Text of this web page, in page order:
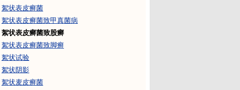
絮状表皮癣菌
絮状表皮癣菌致甲真菌病
絮状表皮癣菌致股癣
絮状表皮癣菌致脚癣
絮状试验
絮状阴影
絮状麦皮癣菌